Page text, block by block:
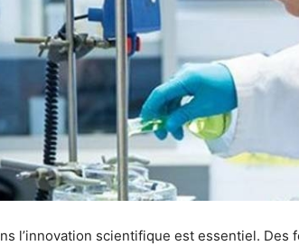
l’innovation scientifique est essentiel.